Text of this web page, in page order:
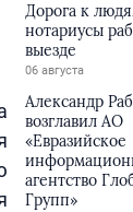
Дорога к
нотариусы
выезде
06 августа
Александр
возглавил АО
«Евразийское
агентство
Групп»